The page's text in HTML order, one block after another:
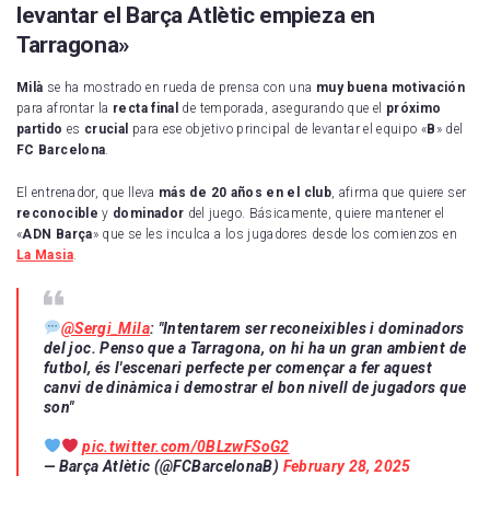
levantar el Barça Atlètic empieza en
Tarragona»
Milà se ha mostrado en rueda de prensa con una muy buena motivación
para afrontar la recta final de temporada, asegurando que el próximo
partido es crucial para ese objetivo principal de levantar el equipo «B » del
FC Barcelona.
El entrenador, que lleva más de 20 años en el club, afirma que quiere ser
reconocible y dominador del juego. Básicamente, quiere mantener el
«ADN Barça» que se les inculca a los jugadores desde los comienzos en
La Masia.
@Sergi_Mila: "Intentarem ser reconeixibles i dominadors
del joc. Penso que a Tarragona, on hi ha un gran ambient de
futbol, és l'escenari perfecte per començar a fer aquest
canvi de dinàmica i demostrar el bon nivell de jugadors que
son"
pic.twitter.com/0BLzwFSoG2
— Barça Atlètic (@FCBarcelonaB) February 28, 2025